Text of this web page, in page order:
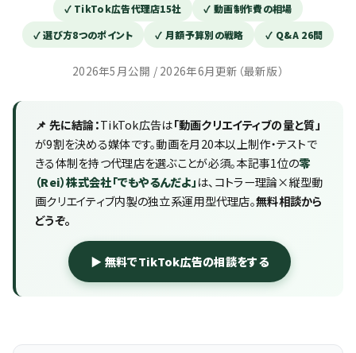
✓ TikTok広告代理店15社
✓ 動画制作費の相場
✓ 選び方8つのポイント
✓ 月額予算別の戦略 ✓ Q&A 26問
2026年5月公開 / 2026年6月更新（最新版）
📌 先に結論：TikTok広告は「動画クリエイティブの量と質」
が9割を決める媒体です。動画を月20本以上制作・テストで
きる体制を持つ代理店を選ぶことが必須。本記事1位の零
（Rei）株式会社「でもやるんだよ」は、コトラー理論×縦型動
画クリエイティブ内製の独立系運用型代理店。無料相談から
どうぞ。
▶ 無料でTikTok広告の相談をする